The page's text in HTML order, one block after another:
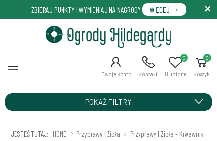
ZBIERAJ PUNKTY I WYMIENIAJ NA NAGRODY WIĘCEJ
Menu Twoje konto Kontakt Ulubione
0 0
Koszyk
POKAŻ FILTRY
JESTEŚ TUTAJ: HOME Przyprawy I Zioła
Przyprawy I Zioła - Krwawnik